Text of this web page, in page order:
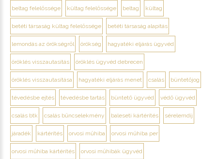
beltag felelőssége kültag felelőssége beltag kültag
betéti társaság kültag felelőssége betéti társaság alapítás
lemondás az örökségről örökség hagyatéki eljárás ügyvéd
öröklés visszautasítás öröklés ügyvéd debrecen
öröklés visszautasítása hagyatéki eljárás menet csalás büntetőjog
tévedésbe ejtés tévedésbe tartás büntető ügyvéd védő ügyvéd
csalás btk csalás bűncselekmény baleseti kártérítés sérelemdíj
járadék kártérítés orvosi műhiba orvosi műhiba per
orvosi műhiba kártérítés orvosi műhibák ügyvéd